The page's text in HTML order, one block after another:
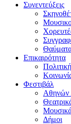
Συνεντεύξεις
Επικαιρότητα
Πολιτική
Φεστιβάλ
Αθηνών
Δήμοι